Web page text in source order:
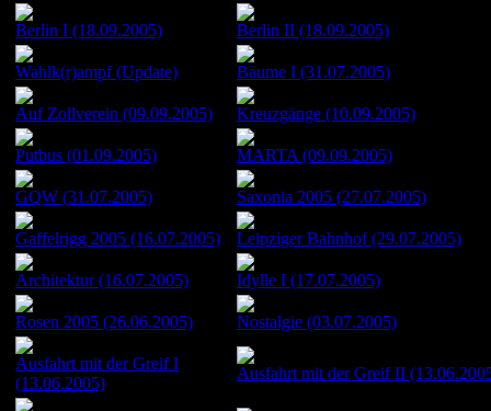
Berlin I (18.09.2005) Berlin II (18.09.2005)
Wahlk(r)ampf (Update) Bäume I (31.07.2005)
Auf Zollverein (09.09.2005) Kreuzgänge (10.09.2005)
Putbus (01.09.2005) MARTA (09.09.2005)
GQW (31.07.2005) Saxonia 2005 (27.07.2005)
Gaffelrigg 2005 (16.07.2005) Leipziger Bahnhof (29.07.2005)
Architektur (16.07.2005) Idylle I (17.07.2005)
Rosen 2005 (26.06.2005) Nostalgie (03.07.2005)
Ausfahrt mit der Greif I
(13.06.2005)
Ausfahrt mit der Greif II